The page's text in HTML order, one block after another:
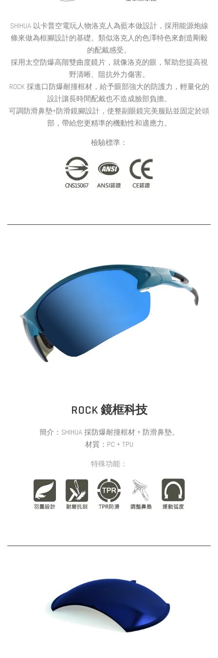
SHIHUA 以卡普空電玩人物洛克人為藍本做設計，採用能源炮線
條來做為框腳設計的基礎。類似洛克人的色澤特色來創造剛毅
的配戴感受。
採用太空防爆高階雙曲度鏡片，就像洛克的眼，幫助您提高視
野清晰、阻抗外力傷害。
ROCK 採進口防爆耐撞框材，給予眼部強大的防護力，輕量化的
設計讓長時間配戴也不造成臉部負擔。
可調防滑鼻墊+防滑鏡腳設計，使整副眼鏡完美服貼並固定於頭
部，帶給您更精準的機動性和適應力。
檢驗標準：
ROCK 鏡框科技
簡介： SHIHUA 採防爆耐撞框材 + 防滑鼻墊。
材質：PC + TPU
特殊功能：